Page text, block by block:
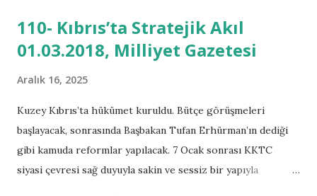
oylamada Kıbrıs Türk ve Rum halkları “Evet” ve “Hayır”
oylarını kullanacakları süreç için kampanya dönemi ve seçim
AB’ye girileceği, ekonomik yönden yüksek standartlara
gelineceği ve Kıbrıs Türk halkının dünyaya kapısının
açılacağı mantığı üzerine çözüm ve birleşme yanlısı bir grup
kamuoyuna yansıyan “Yes be annem!” sloganıyla
kampanyalarını yürüttüler. Nisan 2004 tarihinden Kuzey
110- Kıbrıs’ta Stratejik Akıl
01.03.2018, Milliyet Gazetesi
Aralık 16, 2025
Kuzey Kıbrıs’ta hükümet kuruldu. Bütçe görüşmeleri
başlayacak, sonrasında Başbakan Tufan Erhürman’ın dediği
gibi kamuda reformlar yapılacak. 7 Ocak sonrası KKTC
siyasi çevresi sağ duyuyla sakin ve sessiz bir yapıyla